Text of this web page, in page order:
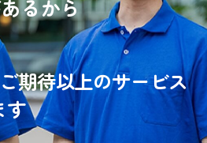
るから
期待以上のサービス
す